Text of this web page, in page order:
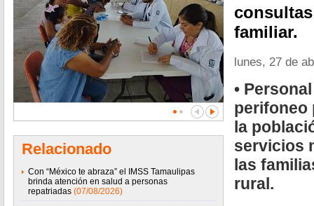
Relacionado
Con “México te abraza” el IMSS Tamaulipas
brinda atención en salud a personas
repatriadas (07/08/2026)
familiar.
lunes, 27 de
•
perifoneo
la
servicios
las
rural.